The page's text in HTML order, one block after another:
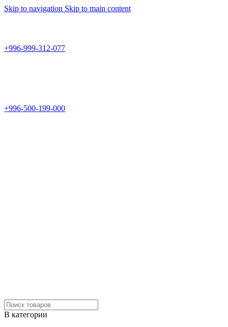
Skip to navigation Skip to main content
+996-999-312-077
+996-500-199-000
В категории